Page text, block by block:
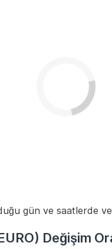
gün ve saatlerde
Değişim